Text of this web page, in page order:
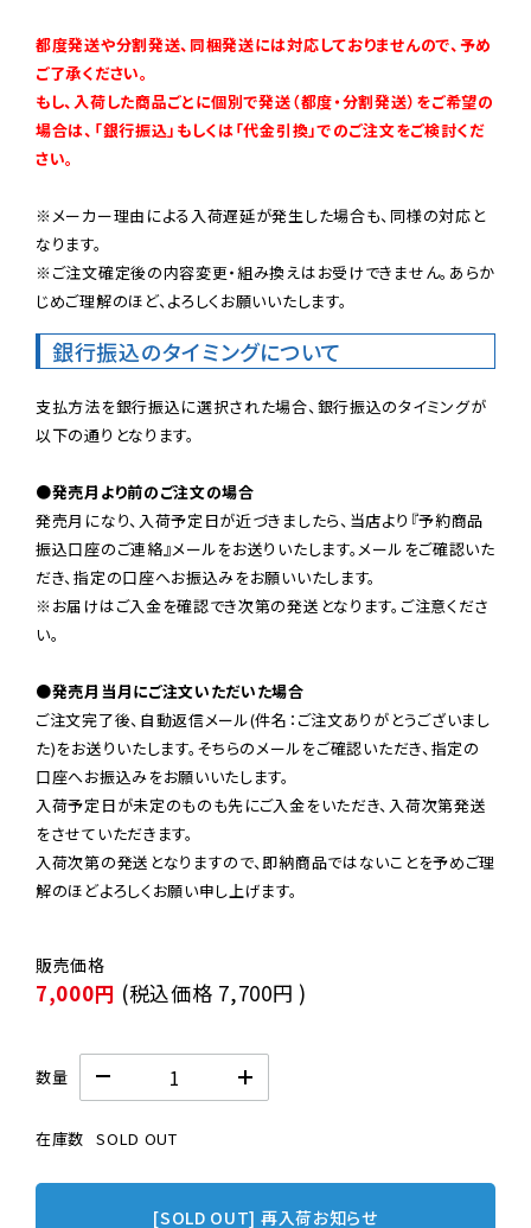
都度発送や分割発送、同梱発送には対応しておりませんので、予め
ご了承ください。
もし、入荷した商品ごとに個別で発送（都度・分割発送）をご希望の
場合は、「銀行振込」もしくは「代金引換」でのご注文をご検討くだ
さい。
※メーカー理由による入荷遅延が発生した場合も、同様の対応と
なります。
※ご注文確定後の内容変更・組み換えはお受けできません。あらか
じめご理解のほど、よろしくお願いいたします。
銀行振込のタイミングについて
支払方法を銀行振込に選択された場合、銀行振込のタイミングが
以下の通りとなります。
●発売月より前のご注文の場合
発売月になり、入荷予定日が近づきましたら、当店より『予約商品
振込口座のご連絡』メールをお送りいたします。メールをご確認いた
だき、指定の口座へお振込みをお願いいたします。
※お届けはご入金を確認でき次第の発送となります。ご注意くださ
い。
●発売月当月にご注文いただいた場合
ご注文完了後、自動返信メール(件名：ご注文ありがとうございまし
た)をお送りいたします。そちらのメールをご確認いただき、指定の
口座へお振込みをお願いいたします。
入荷予定日が未定のものも先にご入金をいただき、入荷次第発送
をさせていただきます。
入荷次第の発送となりますので、即納商品ではないことを予めご理
解のほどよろしくお願い申し上げます。
7,000円 (税込価格 7,700円 )
数量
在庫数 SOLD OUT
[SOLD OUT] 再入荷お知らせ